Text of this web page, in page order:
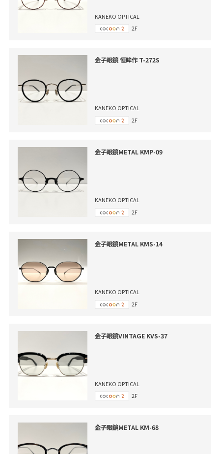
KANEKO OPTICAL
2F
金子眼鏡 恒眸作 T-272S
KANEKO OPTICAL
2F
金子眼鏡METAL KMP-09
KANEKO OPTICAL
2F
金子眼鏡METAL KMS-14
KANEKO OPTICAL
2F
金子眼鏡VINTAGE KVS-37
KANEKO OPTICAL
2F
金子眼鏡METAL KM-68